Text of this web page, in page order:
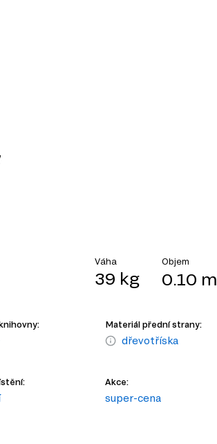
Váha
39 kg
Objem
0.10 m
Materiál přední strany:
dřevotříska
Akce:
super-cena